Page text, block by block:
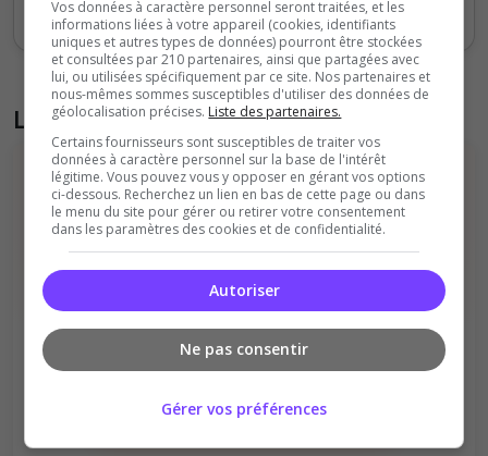
Votes Clics
Liste des avis du serveur
Il n'y a pas encore d'avis sur ce serveur.
Qualité
Staff du serveur
Ambiance
Disponibilité
Donner le premier avis
Vos données à caractère personnel seront traitées, et les
informations liées à votre appareil (cookies, identifiants
uniques et autres types de données) pourront être stockées
et consultées par 210 partenaires, ainsi que partagées avec
lui, ou utilisées spécifiquement par ce site. Nos partenaires et
nous-mêmes sommes susceptibles d'utiliser des données de
géolocalisation précises. Liste des partenaires.
Certains fournisseurs sont susceptibles de traiter vos
données à caractère personnel sur la base de l'intérêt
légitime. Vous pouvez vous y opposer en gérant vos options
ci-dessous. Recherchez un lien en bas de cette page ou dans
le menu du site pour gérer ou retirer votre consentement
dans les paramètres des cookies et de confidentialité.
Autoriser
Ne pas consentir
Gérer vos préférences